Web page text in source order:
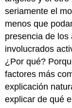
seriamente el
menos que
presencia de los
involucrados
¿Por qué?
factores más
explicación
explicar de qué